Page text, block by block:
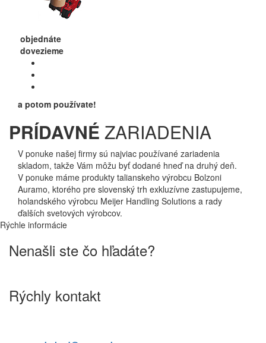
objednáte
dovezieme
a potom používate!
PRÍDAVNÉ ZARIADENIA
V ponuke našej firmy sú najviac používané zariadenia
skladom, takže Vám môžu byť dodané hneď na druhý deň.
V ponuke máme produkty talianskeho výrobcu Bolzoni
Auramo, ktorého pre slovenský trh exkluzívne zastupujeme,
holandského výrobcu Meijer Handling Solutions a rady
ďalších svetových výrobcov.
Rýchle informácie
Nenašli ste čo hľadáte?
Rýchly kontakt